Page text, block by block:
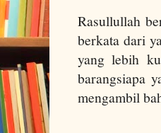
Rasullullah
berkata dari
yang lebih
barangsiapa
mengambil